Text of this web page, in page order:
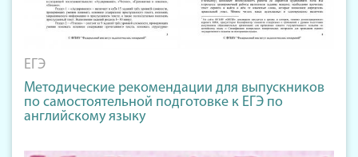
ЕГЭ
Методические рекомендации для выпускников
по самостоятельной подготовке к ЕГЭ по
английскому языку